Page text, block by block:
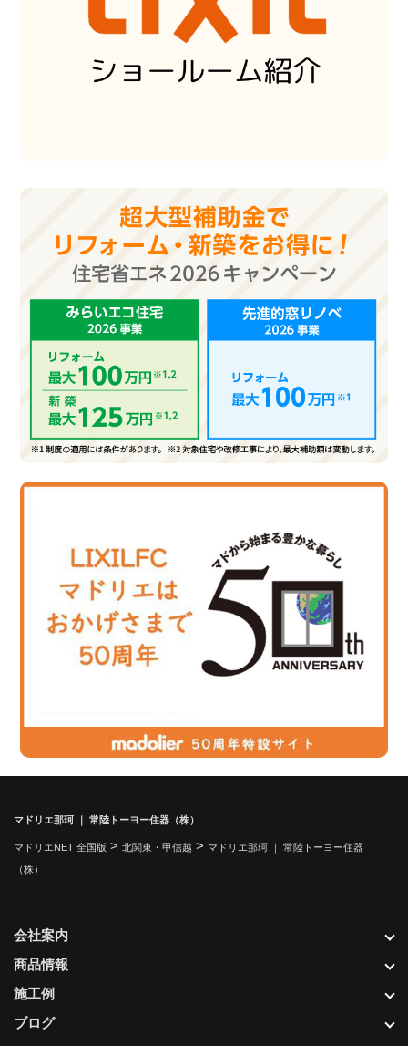
マドリエ那珂 ｜ 常陸トーヨー住器（株）
マドリエNET 全国版 > 北関東・甲信越 > マドリエ那珂 ｜ 常陸トーヨー住器
（株）
会社案内
商品情報
施工例
ブログ